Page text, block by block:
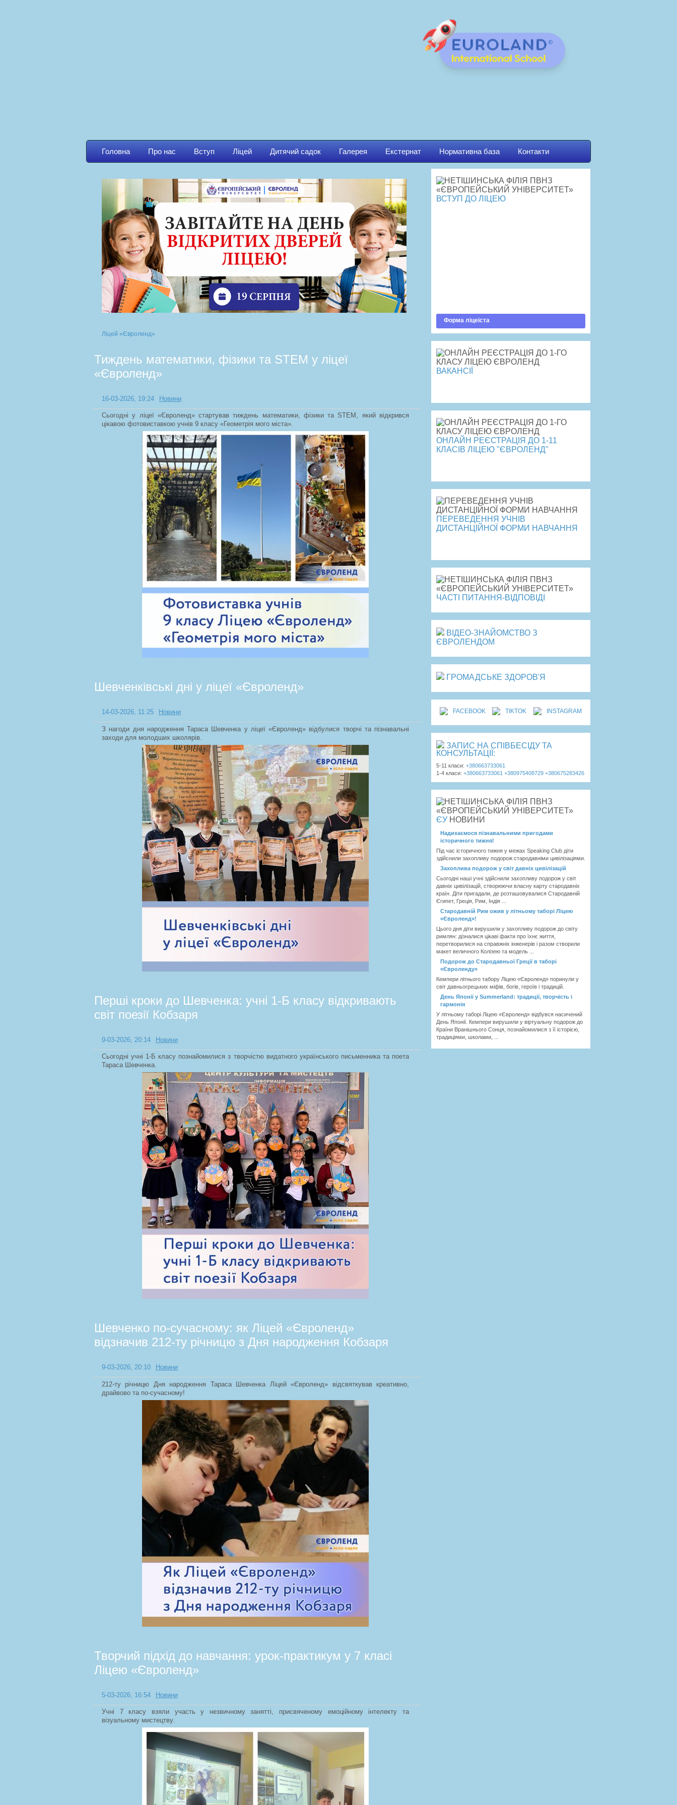
Головна Про нас Вступ Ліцей Дитячий садок Галерея Екстернат Нормативна база Контакти
Ліцей «Євроленд»
Тиждень математики, фізики та STEM у ліцеї
«Євроленд»
16-03-2026, 19:24 Новини
Сьогодні у ліцеї «Євроленд» стартував тиждень математики, фізики та STEM, який відкрився
цікавою фотовиставкою учнів 9 класу «Геометрія мого міста».
Шевченківські дні у ліцеї «Євроленд»
14-03-2026, 11:25 Новини
З нагоди дня народження Тараса Шевченка у ліцеї «Євроленд» відбулися творчі та пізнавальні
заходи для молодших школярів.
Перші кроки до Шевченка: учні 1-Б класу відкривають
світ поезії Кобзаря
9-03-2026, 20:14 Новини
Сьогодні учні 1-Б класу познайомилися з творчістю видатного українського письменника та поета
Тараса Шевченка.
Шевченко по-сучасному: як Ліцей «Євроленд»
відзначив 212-ту річницю з Дня народження Кобзаря
9-03-2026, 20:10 Новини
212-ту річницю Дня народження Тараса Шевченка Ліцей «Євроленд» відсвяткував креативно,
драйвово та по-сучасному!
Творчий підхід до навчання: урок-практикум у 7 класі
Ліцею «Євроленд»
5-03-2026, 16:54 Новини
Учні 7 класу взяли участь у незвичному занятті, присвяченому емоційному інтелекту та
візуальному мистецтву.
ВСТУП ДО ЛІЦЕЮ
Форма ліцеїста
ВАКАНСІЇ
ОНЛАЙН РЕЄСТРАЦІЯ ДО 1-11
КЛАСІВ ЛІЦЕЮ "ЄВРОЛЕНД"
ПЕРЕВЕДЕННЯ УЧНІВ
ДИСТАНЦІЙНОЇ ФОРМИ НАВЧАННЯ
ЧАСТІ ПИТАННЯ-ВІДПОВІДІ
ВІДЕО-ЗНАЙОМСТВО З
ЄВРОЛЕНДОМ
ГРОМАДСЬКЕ ЗДОРОВ'Я
FACEBOOK TIKTOK INSTAGRAM
ЗАПИС НА СПІВБЕСІДУ ТА
КОНСУЛЬТАЦІЇ:
5-11 класи: +380663733061
1-4 класи: +380663733061 +380975408729 +380675283426
ЄУ НОВИНИ
Надихаємося пізнавальними пригодами
історичного тижня!
Під час історичного тижня у межах Speaking Club діти
здійснили захопливу подорож стародавніми цивілізаціями.
Захоплива подорож у світ давніх цивілізацій
Сьогодні наші учні здійснили захопливу подорож у світ
давніх цивілізацій, створюючи власну карту стародавніх
країн. Діти пригадали, де розташовувалися Стародавній
Єгипет, Греція, Рим, Індія ...
Стародавній Рим ожив у літньому таборі Ліцею
«Євроленд»!
Цього дня діти вирушили у захопливу подорож до світу
римлян: дізналися цікаві факти про їхнє життя,
перетворилися на справжніх інженерів і разом створили
макет величного Колізею та модель ...
Подорож до Стародавньої Греції в таборі
«Євроленду»
Кемпери літнього табору Ліцею «Євроленд» поринули у
світ давньогрецьких міфів, богів, героїв і традицій.
День Японії у Summerland: традиції, творчість і
гармонія
У літньому таборі Ліцею «Євроленд» відбувся насичений
День Японії. Кемпери вирушили у віртуальну подорож до
Країни Вранішнього Сонця, познайомилися з її історією,
традиціями, школами, ...